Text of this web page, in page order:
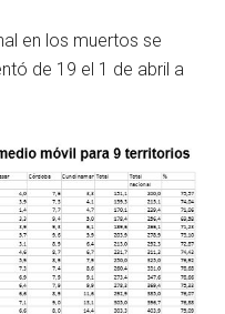
en los muertos se
de 19 el 1 de abril a